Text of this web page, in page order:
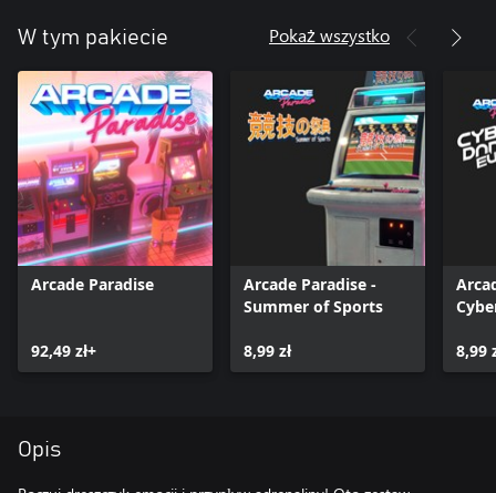
W tym pakiecie Pokaż wszystko
Arcade Paradise
92,49 zł+
Arcade Paradise -
Summer of Sports
8,99 zł
8,99
Opis